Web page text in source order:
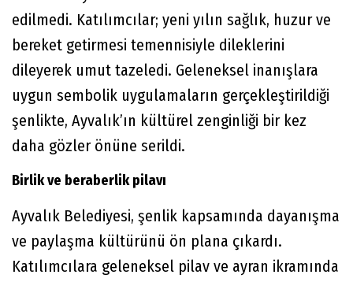
edilmedi. Katılımcılar; yeni yılın sağlık, huzur ve
bereket getirmesi temennisiyle dileklerini
dileyerek umut tazeledi. Geleneksel inanışlara
uygun sembolik uygulamaların gerçekleştirildiği
şenlikte, Ayvalık’ın kültürel zenginliği bir kez
daha gözler önüne serildi.
Birlik ve beraberlik pilavı
Ayvalık Belediyesi, şenlik kapsamında dayanışma
ve paylaşma kültürünü ön plana çıkardı.
Katılımcılara geleneksel pilav ve ayran ikramında